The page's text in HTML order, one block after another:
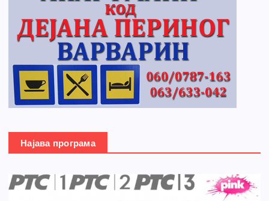
Најава програма